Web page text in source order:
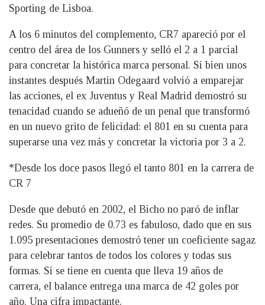
Sporting de Lisboa.
A los 6 minutos del complemento, CR7 apareció por el
centro del área de los Gunners y selló el 2 a 1 parcial
para concretar la histórica marca personal. Si bien unos
instantes después Martin Odegaard volvió a emparejar
las acciones, el ex Juventus y Real Madrid demostró su
tenacidad cuando se adueñó de un penal que transformó
en un nuevo grito de felicidad: el 801 en su cuenta para
superarse una vez más y concretar la victoria por 3 a 2.
*Desde los doce pasos llegó el tanto 801 en la carrera de
CR 7
Desde que debutó en 2002, el Bicho no paró de inflar
redes. Su promedio de 0.73 es fabuloso, dado que en sus
1.095 presentaciones demostró tener un coeficiente sagaz
para celebrar tantos de todos los colores y todas sus
formas. Si se tiene en cuenta que lleva 19 años de
carrera, el balance entrega una marca de 42 goles por
año. Una cifra impactante.